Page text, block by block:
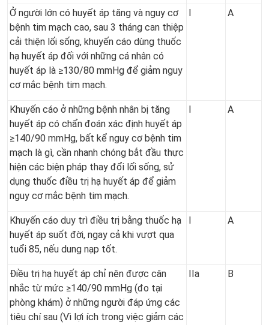
Ở người lớn có huyết áp tăng và nguy cơ
bệnh tim mạch cao, sau 3 tháng can thiệp
cải thiện lối sống, khuyến cáo dùng thuốc
hạ huyết áp đối với những cá nhân có
huyết áp là ≥130/80 mmHg để giảm nguy
cơ mắc bệnh tim mạch.
A
Khuyến cáo ở những bệnh nhân bị tăng
huyết áp có chẩn đoán xác định huyết áp
≥140/90 mmHg, bất kể nguy cơ bệnh tim
mạch là gì, cần nhanh chóng bắt đầu thực
hiện các biện pháp thay đổi lối sống, sử
dụng thuốc điều trị hạ huyết áp để giảm
nguy cơ mắc bệnh tim mạch.
A
Khuyến cáo duy trì điều trị bằng thuốc hạ
huyết áp suốt đời, ngay cả khi vượt qua
tuổi 85, nếu dung nạp tốt.
A
Điều trị hạ huyết áp chỉ nên được cân
nhắc từ mức ≥140/90 mmHg (đo tại
phòng khám) ở những người đáp ứng các
tiêu chí sau (Vì lợi ích trong việc giảm các
IIa B